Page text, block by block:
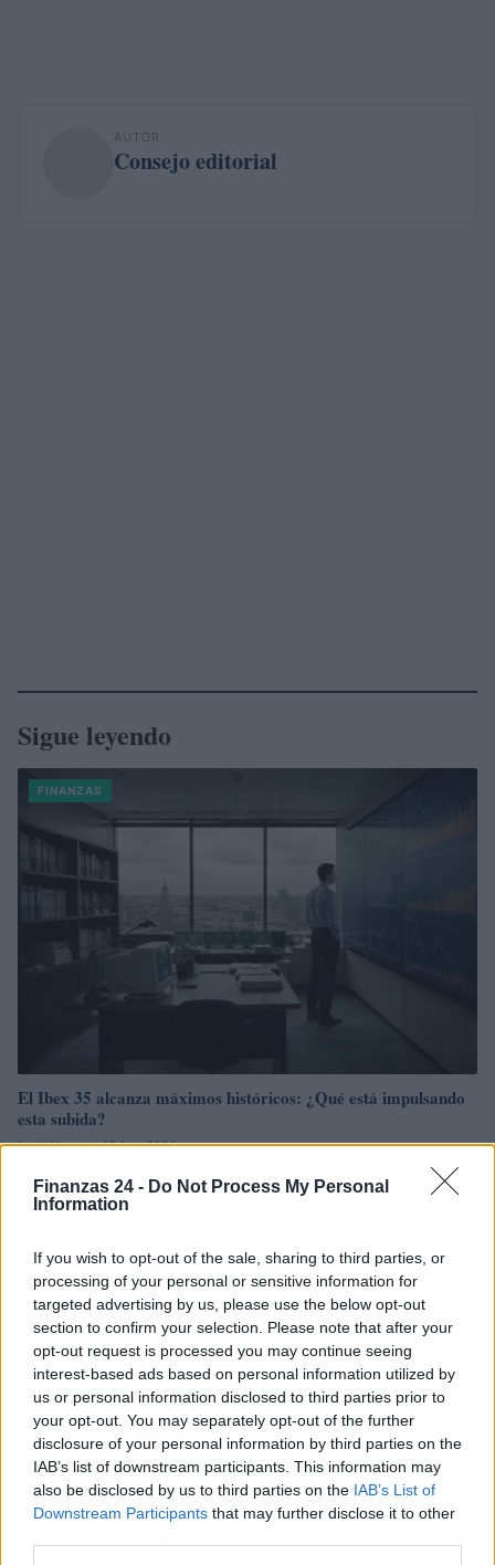
Finanzas 24 - Do Not Process My Personal
Information
If you wish to opt-out of the sale, sharing to third parties, or
processing of your personal or sensitive information for
targeted advertising by us, please use the below opt-out
section to confirm your selection. Please note that after your
opt-out request is processed you may continue seeing
interest-based ads based on personal information utilized by
us or personal information disclosed to third parties prior to
your opt-out. You may separately opt-out of the further
disclosure of your personal information by third parties on the
IAB’s list of downstream participants. This information may
also be disclosed by us to third parties on the IAB’s List of
Downstream Participants that may further disclose it to other
AUTOR
Consejo editorial
Sigue leyendo
FINANZAS
El Ibex 35 alcanza máximos históricos: ¿Qué está impulsando
esta subida?
Lucía Herrera · 10 Ago 2026
FINANZAS
Identifica y elimina suscripciones, fees y compras impulsivas